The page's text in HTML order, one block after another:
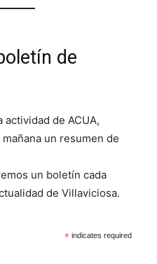
de
de ACUA,
un resumen de
un boletín cada
de Villaviciosa.
* indicates required